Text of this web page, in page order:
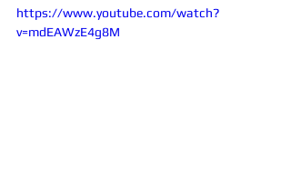
https://www.youtube.com/watch?
v=mdEAWzE4g8M